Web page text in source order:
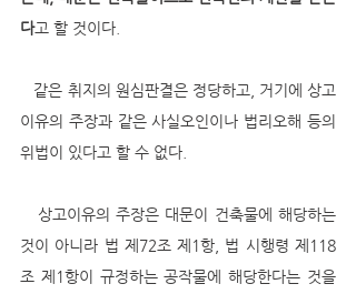
다고 할 것이다.
이유의 주장과 같은 사실오인이나 법리오해 등의
위법이 있다고 할 수 없다.
것이 아니라 법 제72조 제1항, 법 시행령 제118
조 제1항이 규정하는 공작물에 해당한다는 것을